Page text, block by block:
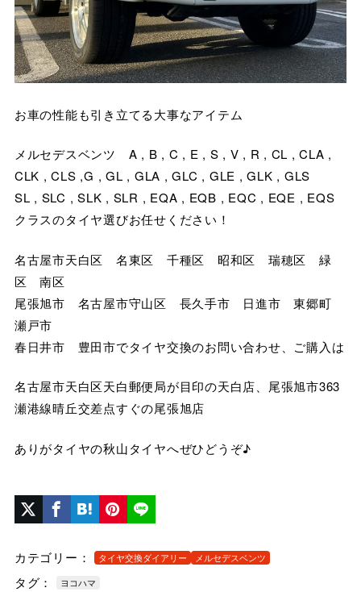
お車の性能も引き立てる大事なアイテム
メルセデスベンツ A , B , C , E , S , V , R , CL , CLA ,
CLK , CLS ,G , GL , GLA , GLC , GLE , GLK , GLS
SL , SLC , SLK , SLR , EQA , EQB , EQC , EQE , EQS
クラスのタイヤ選びお任せください！
名古屋市天白区 名東区 千種区 昭和区 瑞穂区 緑
区 南区
尾張旭市 名古屋市守山区 長久手市 日進市 東郷町
瀬戸市
春日井市 豊田市でタイヤ交換のお問い合わせ、ご購入は
名古屋市天白区天白郵便局が目印の天白店、尾張旭市363
瀬港線晴丘交差点すぐの尾張旭店
ありがタイヤの秋山タイヤへぜひどうぞ♪
カテゴリー： タイヤ交換ダイアリー メルセデスベンツ
タグ： ヨコハマ